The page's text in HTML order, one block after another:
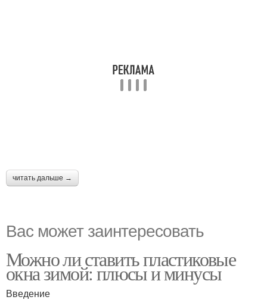
читать дальше →
Вас может заинтересовать
Можно ли ставить пластиковые
окна зимой: плюсы и минусы
Введение